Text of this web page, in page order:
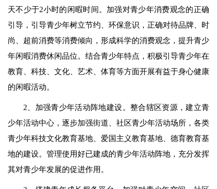
天不少于2小时的闲暇时间。加强对青少年消费观念的正确
引导，引导青少年树立节约、环保意识，正确对待品牌、时
尚、超前消费等消费倾向，形成科学的消费观念，提升青少
年闲暇消费休闲品位。结合青少年特点，积极引导青少年在
教育、科技、文化、艺术、体育等方面开展有益于身心健康
的闲暇活动。
2 、加强青少年活动阵地建设。 整合辖区资源，建立青
少年活动中心，逐步加强街道、社区青少年活动场所，各类
青少年科技文化教育基地、爱国主义教育基地、德育教育基
地的建设。管理使用好已建成的青少年活动阵地，充分发挥
其对青少年发展的促进作用。